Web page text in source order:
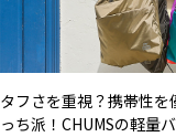
タフさを重視？携帯性
っち派！CHUMSの軽量